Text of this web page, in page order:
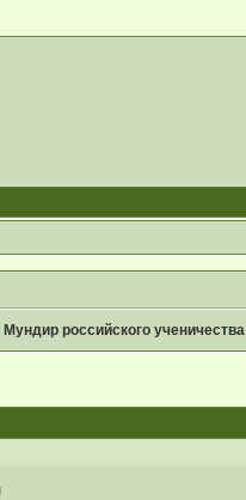
Мундир российского ученичества